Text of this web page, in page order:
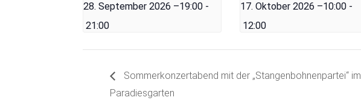
28. September 2026 –19:00 -
21:00
17. Oktober 2026 –10:00 -
12:00
Sommerkonzertabend mit der „Stangenbohnenpartei“ im
Paradiesgarten